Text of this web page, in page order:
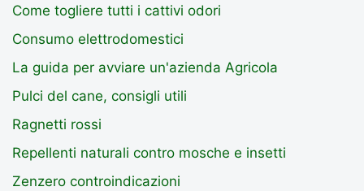
Come togliere tutti i cattivi odori
Consumo elettrodomestici
La guida per avviare un'azienda Agricola
Pulci del cane, consigli utili
Ragnetti rossi
Repellenti naturali contro mosche e insetti
Zenzero controindicazioni